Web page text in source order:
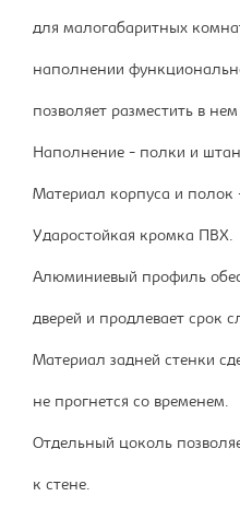
для малогабаритных
наполнении
позволяет разместить в
Наполнение - полки и
Материал корпуса и
Ударостойкая кромка ПВХ.
Алюминиевый профиль
дверей и продлевает срок
Материал задней стенки
не прогнется со временем.
Отдельный цоколь
к стене.